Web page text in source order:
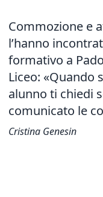
Commozione e
l’hanno
formativo a
Liceo: «Quando
alunno ti chiedi
comunicato le
Cristina Genesin